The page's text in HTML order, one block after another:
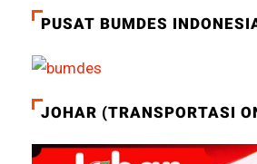
PUSAT BUMDES
JOHAR (TRANSPORTASI